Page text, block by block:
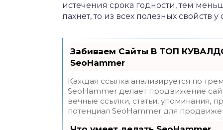
истечения срока годности, тем
пахнет, то из всех полезных свойств
Забиваем Сайты В ТОП
SeoHammer
Каждая ссылка анализируется по
SeoHammer делает продвижение
вечные ссылки, статьи, упоминания,
потенциал SeoHammer для